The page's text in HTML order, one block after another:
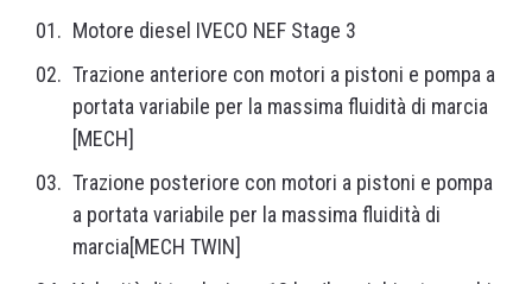
Motore diesel IVECO NEF Stage 3
Trazione anteriore con motori a pistoni e pompa a
portata variabile per la massima fluidità di marcia
[MECH]
Trazione posteriore con motori a pistoni e pompa
a portata variabile per la massima fluidità di
marcia[MECH TWIN]